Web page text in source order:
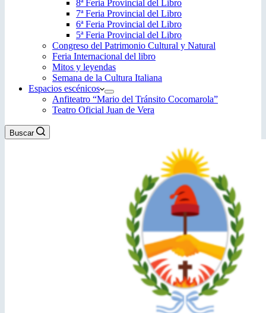
8ª Feria Provincial del Libro
7ª Feria Provincial del Libro
6ª Feria Provincial del Libro
5ª Feria Provincial del Libro
Congreso del Patrimonio Cultural y Natural
Feria Internacional del libro
Mitos y leyendas
Semana de la Cultura Italiana
Espacios escénicos
Anfiteatro “Mario del Tránsito Cocomarola”
Teatro Oficial Juan de Vera
Buscar